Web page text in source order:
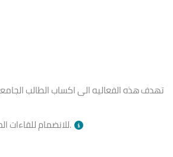
تهدف هذه الفعاليه الى اكساب الطالب
للانضمامبالأسفل وقت الجلسة.